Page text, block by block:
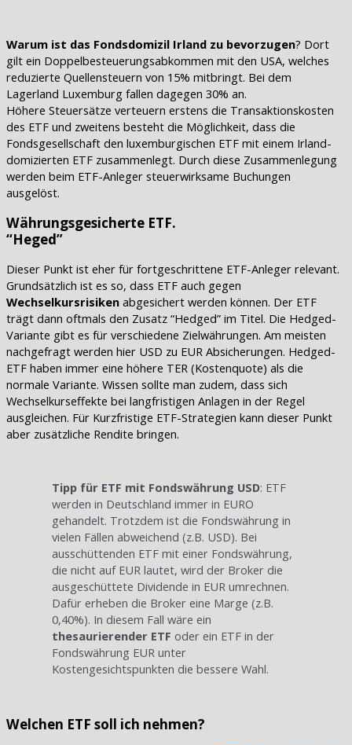
Warum ist das Fondsdomizil Irland zu bevorzugen? Dort
gilt ein Doppelbesteuerungsabkommen mit den USA, welches
reduzierte Quellensteuern von 15% mitbringt. Bei dem
Lagerland Luxemburg fallen dagegen 30% an.
Höhere Steuersätze verteuern erstens die Transaktionskosten
des ETF und zweitens besteht die Möglichkeit, dass die
Fondsgesellschaft den luxemburgischen ETF mit einem Irland-
domizierten ETF zusammenlegt. Durch diese Zusammenlegung
werden beim ETF-Anleger steuerwirksame Buchungen
ausgelöst.
Währungsgesicherte ETF.
“Heged”
Dieser Punkt ist eher für fortgeschrittene ETF-Anleger relevant.
Grundsätzlich ist es so, dass ETF auch gegen
Wechselkursrisiken abgesichert werden können. Der ETF
trägt dann oftmals den Zusatz “Hedged” im Titel. Die Hedged-
Variante gibt es für verschiedene Zielwährungen. Am meisten
nachgefragt werden hier USD zu EUR Absicherungen. Hedged-
ETF haben immer eine höhere TER (Kostenquote) als die
normale Variante. Wissen sollte man zudem, dass sich
Wechselkurseffekte bei langfristigen Anlagen in der Regel
ausgleichen. Für Kurzfristige ETF-Strategien kann dieser Punkt
aber zusätzliche Rendite bringen.
Tipp für ETF mit Fondswährung USD: ETF
werden in Deutschland immer in EURO
gehandelt. Trotzdem ist die Fondswährung in
vielen Fällen abweichend (z.B. USD). Bei
ausschüttenden ETF mit einer Fondswährung,
die nicht auf EUR lautet, wird der Broker die
ausgeschüttete Dividende in EUR umrechnen.
Dafür erheben die Broker eine Marge (z.B.
0,40%). In diesem Fall wäre ein
thesaurierender ETF oder ein ETF in der
Fondswährung EUR unter
Kostengesichtspunkten die bessere Wahl.
Welchen ETF soll ich nehmen?